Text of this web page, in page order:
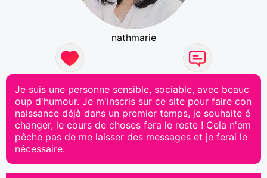
nathmarie
Je suis une personne sensible, sociable, avec beauc
oup d'humour. Je m'inscris sur ce site pour faire con
naissance déjà dans un premier temps, je souhaite é
changer, le cours de choses fera le reste ! Cela n'em
pêche pas de me laisser des messages et je ferai le
nécessaire.